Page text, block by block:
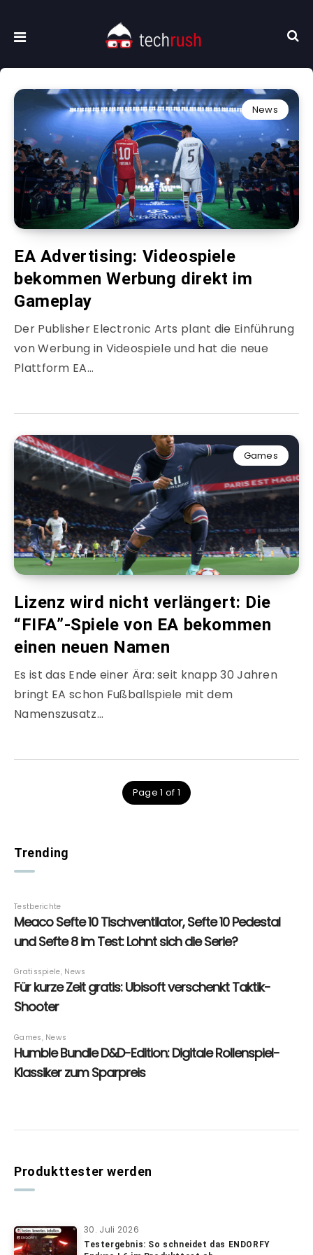
News
EA Advertising: Videospiele
bekommen Werbung direkt im
Gameplay
Der Publisher Electronic Arts plant die Einführung
von Werbung in Videospiele und hat die neue
Plattform EA…
Games
Lizenz wird nicht verlängert: Die
“FIFA”-Spiele von EA bekommen
einen neuen Namen
Es ist das Ende einer Ära: seit knapp 30 Jahren
bringt EA schon Fußballspiele mit dem
Namenszusatz…
Page 1 of 1
Trending
Produkttester werden
30. Juli 2026
Testergebnis: So schneidet das ENDORFY